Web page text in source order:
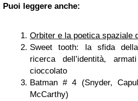
Puoi leggere anche:
Orbiter e la poetica spaziale
Sweet tooth: la sfida
ricerca dell’identità,
cioccolato
Batman # 4 (Snyder,
McCarthy)